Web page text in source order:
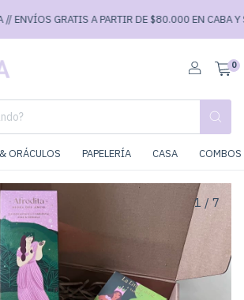
GRATIS A PARTIR DE $80.000 EN CABA Y
0
ORÁCULOS PAPELERÍA CASA
1 / 7